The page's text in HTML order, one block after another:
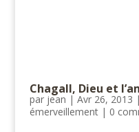
Chagall, Dieu et
par jean | Avr 26, 2013 |
émerveillement| 0